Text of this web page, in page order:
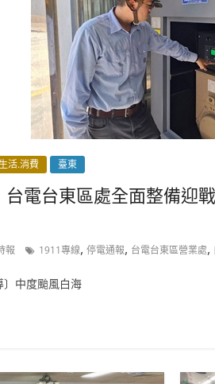
生活.消費 臺東
台電台東區處全面整備迎
報 1911專線, 停電通報, 台電台東區營業處,
〕中度颱風白海